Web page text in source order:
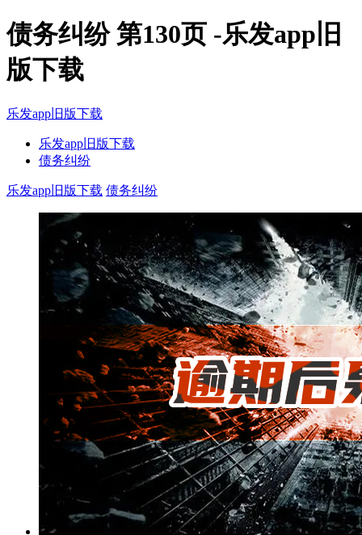
债务纠纷 第130页 -乐发app旧
版下载
乐发app旧版下载
乐发app旧版下载
债务纠纷
乐发app旧版下载 债务纠纷